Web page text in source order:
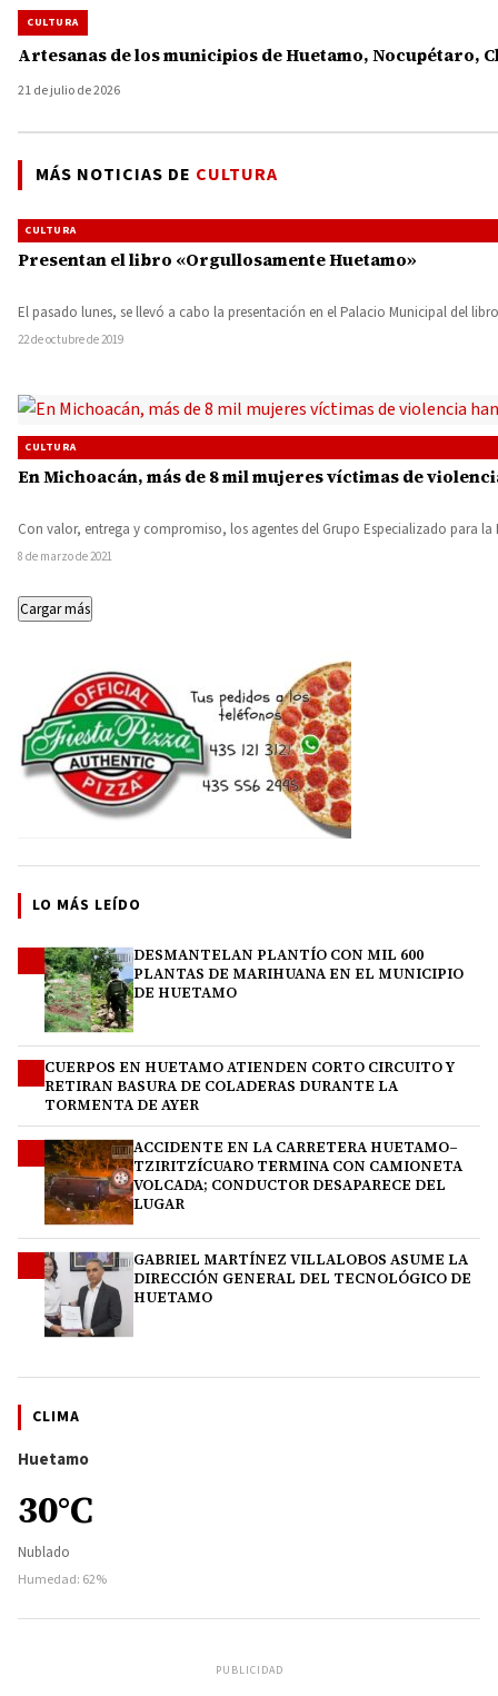
CULTURA
Artesanas de los municipios de Huetamo, Nocupétaro,
21 de julio de 2026
MÁS NOTICIAS DE CULTURA
CULTURA
Presentan el libro «Orgullosamente Huetamo»
El pasado lunes, se llevó a cabo la presentación en el Palacio Municipal del
22 de octubre de 2019
CULTURA
En Michoacán, más de 8 mil mujeres víctimas de
Con valor, entrega y compromiso, los agentes del Grupo Especializado para
8 de marzo de 2021
Cargar más
LO MÁS LEÍDO
DESMANTELAN PLANTÍO CON MIL 600
PLANTAS DE MARIHUANA EN EL MUNICIPIO
DE HUETAMO
CUERPOS EN HUETAMO ATIENDEN CORTO CIRCUITO Y
RETIRAN BASURA DE COLADERAS DURANTE LA
TORMENTA DE AYER
ACCIDENTE EN LA CARRETERA HUETAMO–
TZIRITZÍCUARO TERMINA CON CAMIONETA
VOLCADA; CONDUCTOR DESAPARECE DEL
LUGAR
GABRIEL MARTÍNEZ VILLALOBOS ASUME LA
DIRECCIÓN GENERAL DEL TECNOLÓGICO DE
HUETAMO
CLIMA
Huetamo
30°C
Nublado
Humedad: 62%
PUBLICIDAD